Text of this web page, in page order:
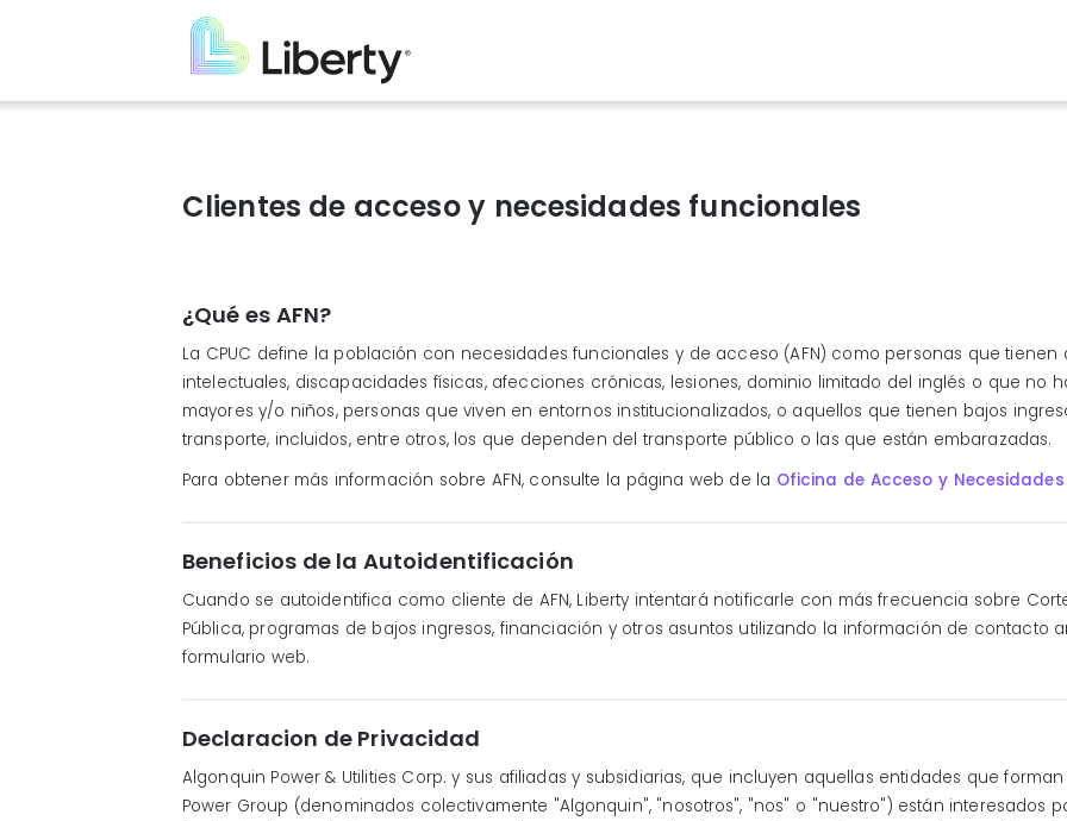
content
Clientes de acceso y necesidades funcionales
¿Qué es AFN?
La CPUC define la población con necesidades funcionales y de acceso (AFN) como personas que
intelectuales, discapacidades físicas, afecciones crónicas, lesiones, dominio limitado del inglés o que no
mayores y/o niños, personas que viven en entornos institucionalizados, o aquellos que tienen bajos
transporte, incluidos, entre otros, los que dependen del transporte público o las que están embarazadas.
Para obtener más información sobre AFN, consulte la página web de la Oficina de Acceso y
Beneficios de la Autoidentificación
Cuando se autoidentifica como cliente de AFN, Liberty intentará notificarle con más frecuencia sobre
Pública, programas de bajos ingresos, financiación y otros asuntos utilizando la información de contacto
formulario web.
Declaracion de Privacidad
Algonquin Power & Utilities Corp. y sus afiliadas y subsidiarias, que incluyen aquellas entidades que
Power Group (denominados colectivamente "Algonquin", "nosotros", "nos" o "nuestro") están interesados